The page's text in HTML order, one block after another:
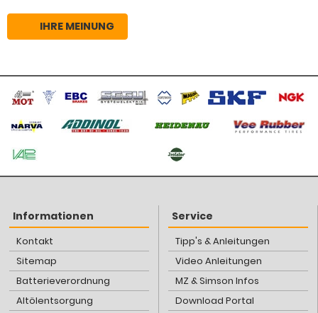
IHRE MEINUNG
Informationen
Kontakt
Sitemap
Batterieverordnung
Altölentsorgung
Service
Tipp's & Anleitungen
Video Anleitungen
MZ & Simson Infos
Download Portal